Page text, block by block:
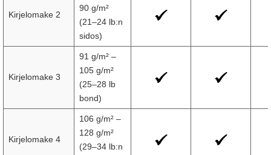
Kirjelomake 2
90 g/m²
(21–24 lb:n
sidos)
Kirjelomake 3
91 g/m² –
105 g/m²
(25–28 lb
bond)
Kirjelomake 4
106 g/m² –
128 g/m²
(29–34 lb:n